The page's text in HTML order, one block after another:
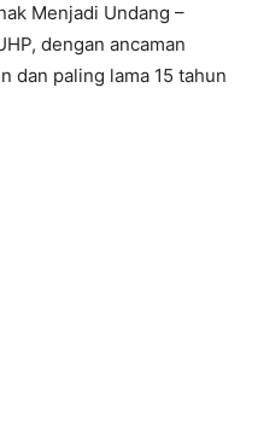
Menjadi Undang –
dengan ancaman
dan paling lama 15 tahun